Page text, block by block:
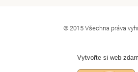
© 2015 Všechna práva
Vytvořte si web